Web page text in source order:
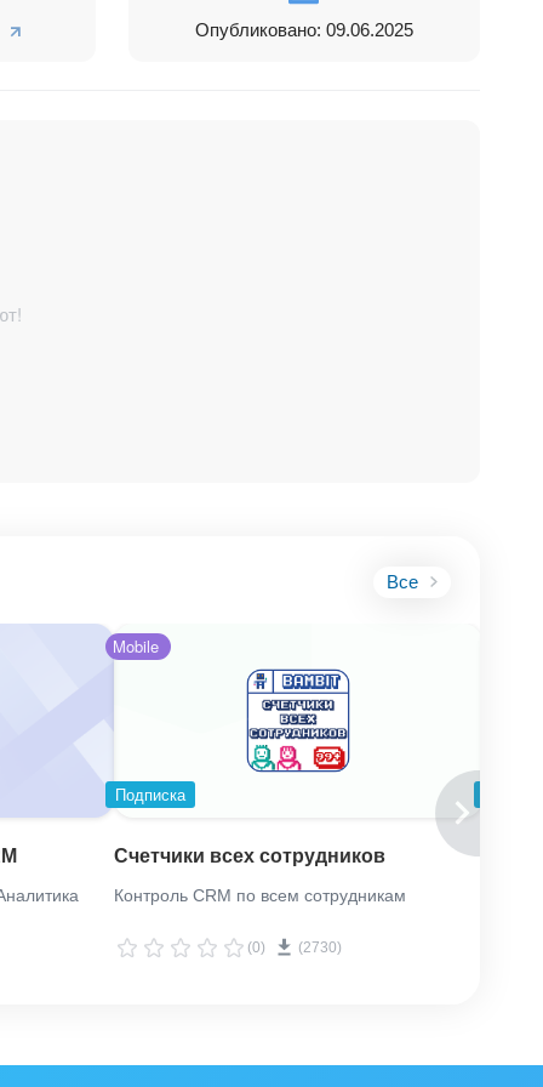
Опубликовано: 09.06.2025
Все
Mobile
Подписка
Счетчики всех сотрудников
Контроль CRM по всем сотрудникам
(0) (2730)